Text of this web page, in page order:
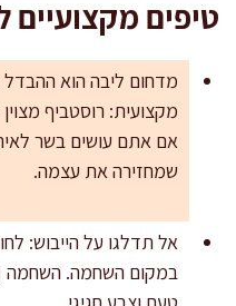
טיפים מקצועיים
מדחום ליבה הוא ההבדל
מקצועית: רוסטביף
אם אתם עושים בשר
שמחזירה את עצמה.
אל תדלגו על הייבוש: